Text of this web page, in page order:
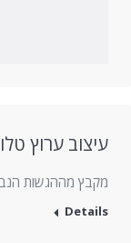
עיצוב ערוץ
מקבץ מההגשות
Details